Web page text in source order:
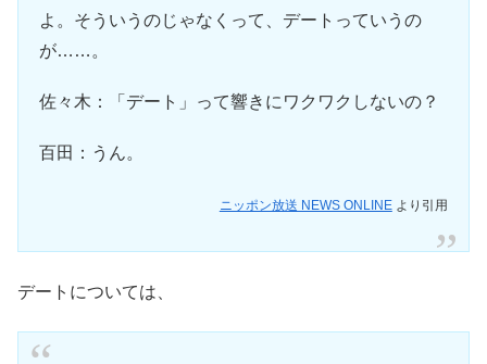
よ。そういうのじゃなくって、デートっていうの
が……。
佐々木：「デート」って響きにワクワクしないの？
百田：うん。
ニッポン放送 NEWS ONLINEより引用
デートについては、